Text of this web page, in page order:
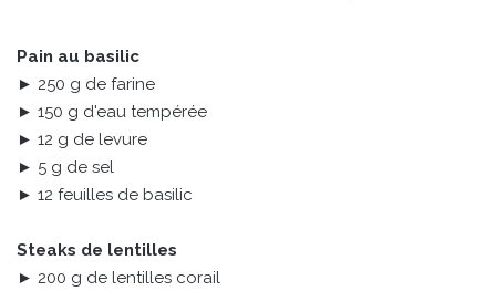
Pain au basilic
► 250 g de farine
► 150 g d'eau tempérée
► 12 g de levure
► 5 g de sel
► 12 feuilles de basilic
Steaks de lentilles
► 200 g de lentilles corail